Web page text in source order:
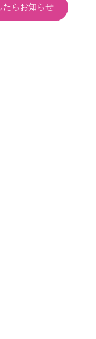
たらお知らせ